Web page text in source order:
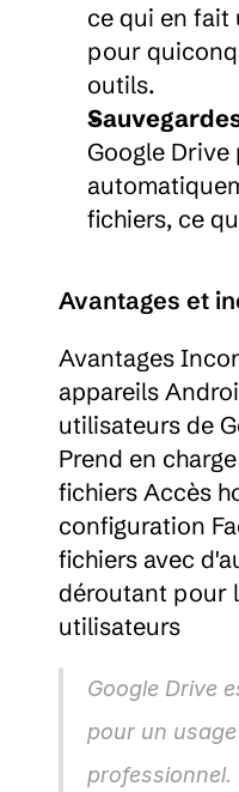
ce qui en fait
pour
outils.
Google
fichiers, ce
Avantages et
Avantages
appareils
utilisateurs de
Prend en
fichiers Accès
configuration
fichiers avec
déroutant pour
utilisateurs
Google Drive
pour un